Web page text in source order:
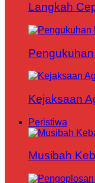
Langkah
Kejaksaan
Peristiwa
Musibah